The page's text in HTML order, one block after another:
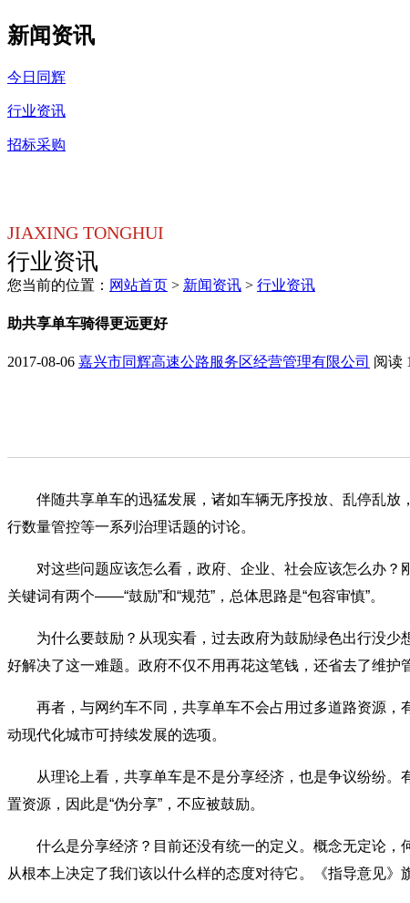
新闻资讯
今日同辉
行业资讯
招标采购
JIAXING TONGHUI
行业资讯
您当前的位置： 网站首页 > 新闻资讯 > 行业资讯
​助共享单车骑得更远更好
2017-08-06 嘉兴市同辉高速公路服务区经营管理有限公司 阅读
伴随共享单车的迅猛发展，诸如车辆无序投放、乱停乱放
行数量管控等一系列治理话题的讨论。
对这些问题应该怎么看，政府、企业、社会应该怎么办？
关键词有两个——“鼓励”和“规范”，总体思路是“包容审慎”。
为什么要鼓励？从现实看，过去政府为鼓励绿色出行没少
好解决了这一难题。政府不仅不用再花这笔钱，还省去了维护
再者，与网约车不同，共享单车不会占用过多道路资源，有
动现代化城市可持续发展的选项。
从理论上看，共享单车是不是分享经济，也是争议纷纷。
置资源，因此是“伪分享”，不应被鼓励。
什么是分享经济？目前还没有统一的定义。概念无定论，
从根本上决定了我们该以什么样的态度对待它。《指导意见》